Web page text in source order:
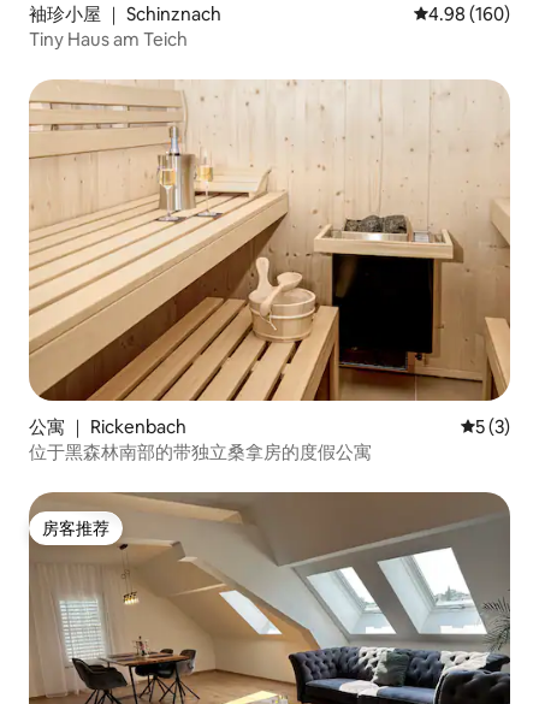
袖珍小屋 ｜ Schinznach 平均评分 4.98
4.98 (160)
Tiny Haus am Teich
公寓 ｜ Rickenbach 平均评分
5 (3)
位于黑森林南部的带独立桑拿房的度假公寓
房客推荐
房客推荐